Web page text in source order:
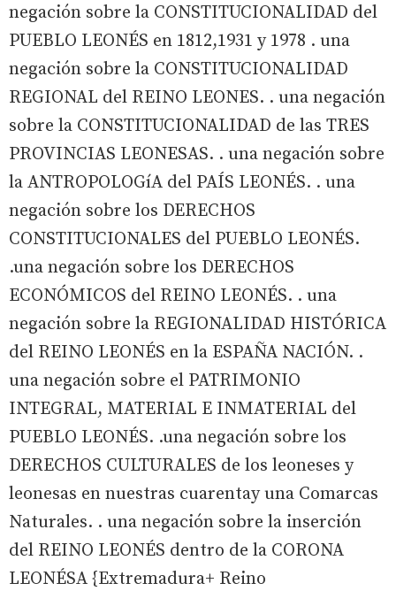
negación sobre la CONSTITUCIONALIDAD del
PUEBLO LEONÉS en 1812,1931 y 1978 . una
negación sobre la CONSTITUCIONALIDAD
REGIONAL del REINO LEONES. . una negación
sobre la CONSTITUCIONALIDAD de las TRES
PROVINCIAS LEONESAS. . una negación sobre
la ANTROPOLOGíA del PAÍS LEONÉS. . una
negación sobre los DERECHOS
CONSTITUCIONALES del PUEBLO LEONÉS.
.una negación sobre los DERECHOS
ECONÓMICOS del REINO LEONÉS. . una
negación sobre la REGIONALIDAD HISTÓRICA
del REINO LEONÉS en la ESPAÑA NACIÓN. .
una negación sobre el PATRIMONIO
INTEGRAL, MATERIAL E INMATERIAL del
PUEBLO LEONÉS. .una negación sobre los
DERECHOS CULTURALES de los leoneses y
leonesas en nuestras cuarentay una Comarcas
Naturales. . una negación sobre la inserción
del REINO LEONÉS dentro de la CORONA
LEONÉSA {Extremadura+ Reino